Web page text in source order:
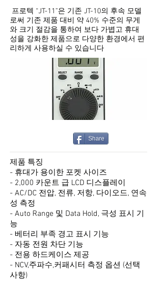
프로텍 “JT-11”은 기존 JT-10의 후속 모델
로써 기존 제품 대비 약 40% 수준의 무게
와 크기 절감을 통하여 보다 가볍고 휴대
성을 강화한 제품으로 다양한 환경에서 편
리하게 사용하실 수 있습니다
Share
제품 특징
- 휴대가 용이한 포켓 사이즈
- 2,000 카운트 급 LCD 디스플레이
- AC/DC 전압, 전류, 저항, 다이오드, 연속
성 측정
- Auto Range 및 Data Hold, 극성 표시 기
능
- 베터리 부족 경고 표시 기능
- 자동 전원 차단 기능
- 전용 하드케이스 제공
- NCV,주파수,커패시터 측정 옵션 (선택
사항)